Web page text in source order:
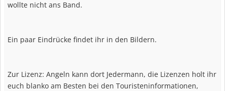
wollte nicht ans Band.
Ein paar Eindrücke findet ihr in den Bildern.
Zur Lizenz: Angeln kann dort Jedermann, die Lizenzen holt ihr
euch blanko am Besten bei den Touristeninformationen,